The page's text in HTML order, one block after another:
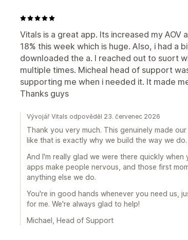
Vitals is a great app. Its increased my AOV
18% this week which is huge. Also, i had a
downloaded the a. I reached out to suort
multiple times. Micheal head of support
supporting me when i needed it. It made
Thanks guys
Vývojář Vitals odpověděl 23. červenec 2026
Thank you very much. This genuinely made
like that is exactly why we build the way we do.
And I'm really glad we were there quickly
apps make people nervous, and those first
anything else we do.
You're in good hands whenever you need us,
for me. We're always glad to help!
Michael, Head of Support